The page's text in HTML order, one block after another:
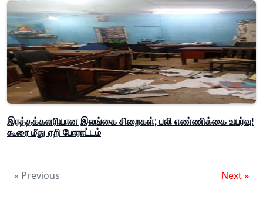
இரத்தக்களரியான இலங்கை சிறைகள்; பலி எண்ணிக்கை உயர்வு!
கூரை மீது ஏறி போராட்டம்
« Previous Next »